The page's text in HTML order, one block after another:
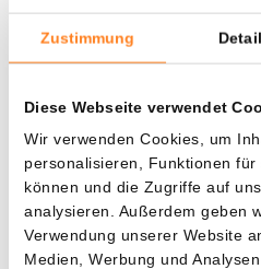
Zustimmung
Diese Webseite verwendet
Wir verwenden Cookies, um
personalisieren, Funktionen
können und die Zugriffe auf
analysieren. Außerdem geben
Verwendung unserer Website
Medien, Werbung und
Fortschritt der Gespräche.
Wochen, dassVerhandlungen
wiederholte heute, dass er
von Wort gegen Wort.
Sichern Sie sich jetzt den 20
Zeit mit Bitvavo powered by
Nutzen Sie die einzigartige